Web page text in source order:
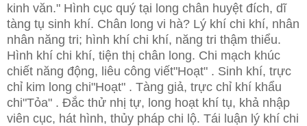
kinh văn." Hình cục quý tại long chân huyệt đích, dĩ
tàng tụ sinh khí. Chân long vi hà? Lý khí chi khí, nhân
nhân năng tri; hình khí chi khí, năng tri thậm thiểu.
Hình khí chi khí, tiện thị chân long. Chi mạch khúc
chiết năng động, liêu công viết"Hoạt" . Sinh khí, trực
chỉ kim long chi"Hoạt" . Tàng giả, trực chỉ khí khẩu
chi"Tỏa" . Đắc thử nhị tự, long hoạt khí tụ, khả nhập
viên cục, hát hình, thủy pháp chi lộ. Tái luận lý khí chi